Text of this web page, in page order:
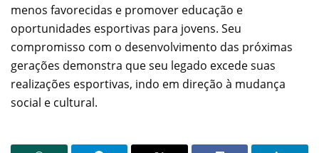
menos favorecidas e promover educação e
oportunidades esportivas para jovens. Seu
compromisso com o desenvolvimento das próximas
gerações demonstra que seu legado excede suas
realizações esportivas, indo em direção à mudança
social e cultural.